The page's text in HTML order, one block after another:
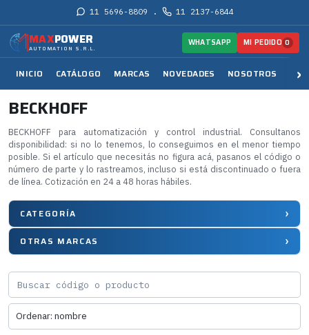
11 5696-8809 · 11 2137-6844
MAXPOWER
AUTOMATION S.R.L.
INICIO CATÁLOGO MARCAS NOVEDADES NOSOTROS
WHATSAPP MI PEDIDO 0
BECKHOFF
BECKHOFF para automatización y control industrial. Consultanos
disponibilidad: si no lo tenemos, lo conseguimos en el menor tiempo
posible. Si el artículo que necesitás no figura acá, pasanos el código o
número de parte y lo rastreamos, incluso si está discontinuado o fuera
de línea. Cotización en 24 a 48 horas hábiles.
CATEGORÍA
OTRAS MARCAS